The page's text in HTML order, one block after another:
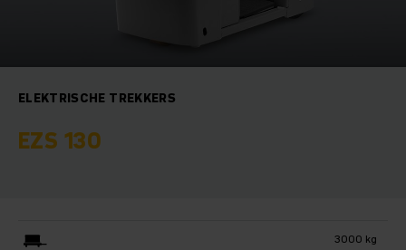
ELEKTRISCHE TREKKERS
EZS 130
3000 kg